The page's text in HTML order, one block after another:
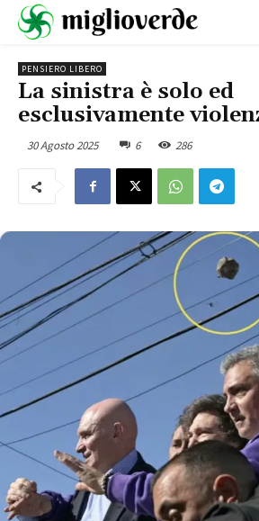
PENSIERO LIBERO
La sinistra è solo ed
esclusivamente
30 Agosto 2025 6 286